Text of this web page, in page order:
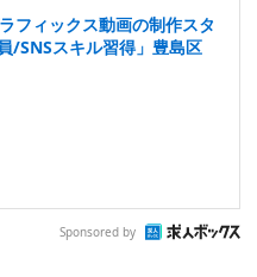
フィックス動画の制作スタ
/SNSスキル習得」豊島区
Sponsored by